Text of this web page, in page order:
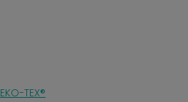
TEX®